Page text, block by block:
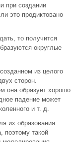
при создании
это продиктовано
то получится
округлые
из целого
сторон.
она образует хорошо
падение может
и т. д.
их образования
поэтому такой